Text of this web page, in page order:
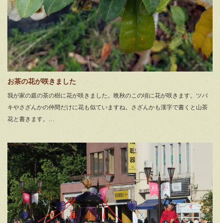
お茶の花が咲きました
我が家の庭の茶の樹に花が咲きました。晩秋のこの頃に花が咲きます。ツバ
キやさざんかの仲間だけに花も似ていますね。さざんかも漢字で書くと山茶
花と書きます。…